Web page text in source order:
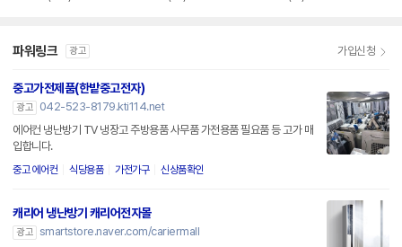
파워링크 광고 가입신청
중고가전제품(한밭중고전자)
광고
042-523-8179.kti114.net
에어컨 냉난방기 TV 냉장고 주방용품 사무품 가전용품 필요품 등 고가 매
입합니다.
중고 에어컨 식당용품 가전가구 신상품확인
캐리어 냉난방기 캐리어전자몰
광고 smartstore.naver.com/cariermall